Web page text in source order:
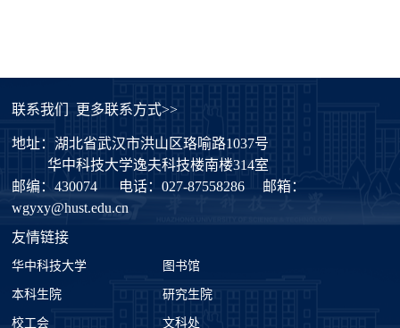
联系我们 更多联系方式>>
地址：湖北省武汉市洪山区珞喻路1037号
华中科技大学逸夫科技楼南楼314室
邮编：430074
电话：027-87558286
邮箱：
wgyxy@hust.edu.cn
友情链接
华中科技大学 图书馆
本科生院 研究生院
校工会 文科处